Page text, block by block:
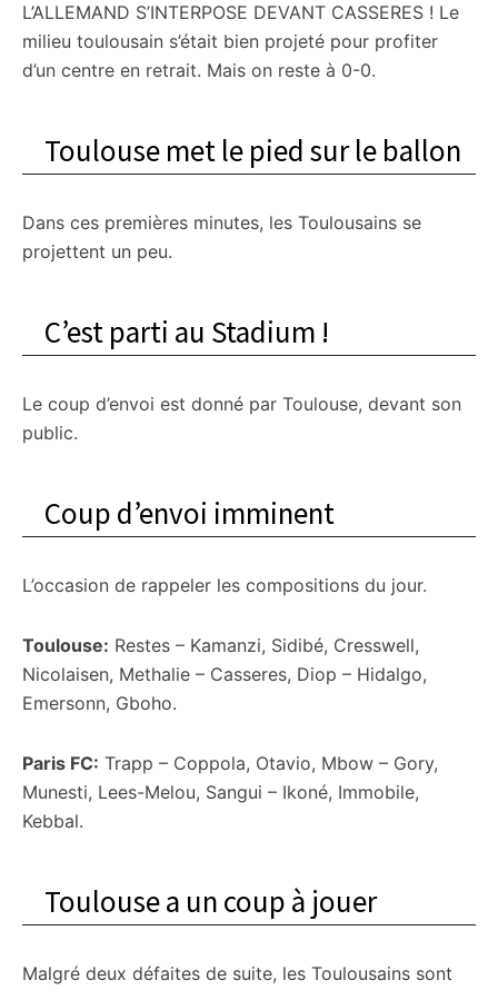
L’ALLEMAND S’INTERPOSE DEVANT CASSERES ! Le
milieu toulousain s’était bien projeté pour profiter
d’un centre en retrait. Mais on reste à 0-0.
Toulouse met le pied sur le ballon
Dans ces premières minutes, les Toulousains se
projettent un peu.
C’est parti au Stadium !
Le coup d’envoi est donné par Toulouse, devant son
public.
Coup d’envoi imminent
L’occasion de rappeler les compositions du jour.
Toulouse: Restes – Kamanzi, Sidibé, Cresswell,
Nicolaisen, Methalie – Casseres, Diop – Hidalgo,
Emersonn, Gboho.
Paris FC: Trapp – Coppola, Otavio, Mbow – Gory,
Munesti, Lees-Melou, Sangui – Ikoné, Immobile,
Kebbal.
Toulouse a un coup à jouer
Malgré deux défaites de suite, les Toulousains sont